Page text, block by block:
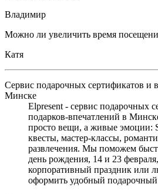
Владимир
Можно ли увеличить время
Катя
Сервис подарочных сертификатов и
Минске
Elpresent - сервис подарочных
подарков‑впечатлений в
просто вещи, а живые эмоции:
квесты, мастер‑классы,
развлечения. Мы поможем
день рождения, 14 и 23
корпоративный праздник или
оформить удобный подарочный